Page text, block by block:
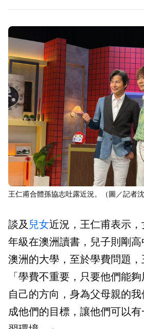
王仁甫合體孫協志吐露近況。（圖／記者沈
談及 兒女近況，王仁甫表示
年級在澳洲讀書，兒子則剛高
澳洲的大學，至於學費問題，
「學費不重要，只要他們能
自己的方向，身為父母親的
成他們的目標，讓他們可以